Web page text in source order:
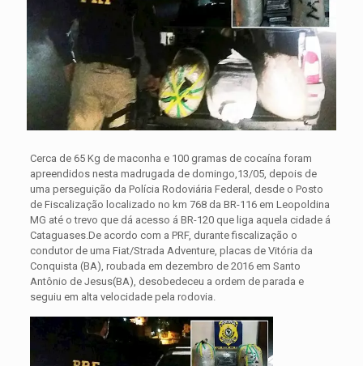
Cerca de 65 Kg de maconha e 100 gramas de cocaína foram
apreendidos nesta madrugada de domingo,13/05, depois de
uma perseguição da Polícia Rodoviária Federal, desde o Posto
de Fiscalização localizado no km 768 da BR-116 em Leopoldina
MG até o trevo que dá acesso á BR-120 que liga aquela cidade á
Cataguases.De acordo com a PRF, durante fiscalização o
condutor de uma Fiat/Strada Adventure, placas de Vitória da
Conquista (BA), roubada em dezembro de 2016 em Santo
Antônio de Jesus(BA), desobedeceu a ordem de parada e
seguiu em alta velocidade pela rodovia.